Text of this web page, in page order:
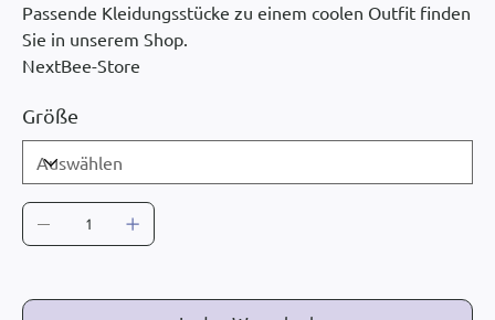
Passende Kleidungsstücke zu einem coolen Outfit finden
Sie in unserem Shop.
NextBee-Store
Größe